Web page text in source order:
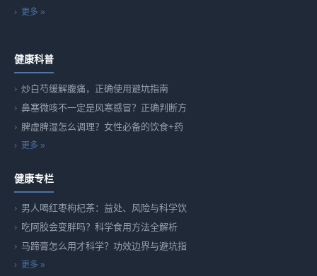
更多 »
健康科普
炒白芍缓解腹痛，正确使用避坑指南
鼻塞微咳不一定是风寒感冒？正确判断方
脾虚脾湿怎么调理？女性必备的饮食+药
更多 »
健康专栏
男人喝红枣枸杞茶：益处、风险与科学饮
吃阿胶会变胖吗？科学食用方法全解析
马蹄膏怎么用才科学？功效边界与避坑指
更多 »